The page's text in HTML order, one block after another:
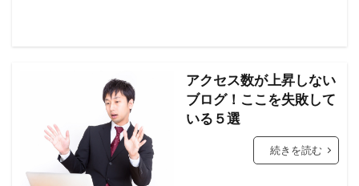
アクセス数が上昇しない
ブログ！ここを失敗して
いる５選
続きを読む